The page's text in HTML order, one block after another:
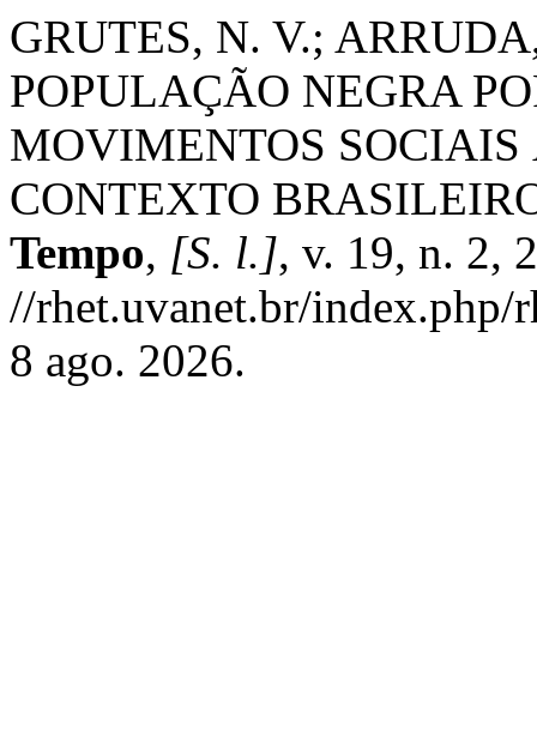
GRUTES, N. V.;
POPULAÇÃO NEGRA
MOVIMENTOS SOCIAIS
CONTEXTO
Tempo, [S. l.], v. 19, n. 2,
//rhet.uvanet.br/index.php/
8 ago. 2026.